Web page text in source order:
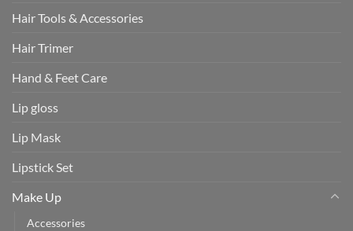
Hair Tools & Accessories
Hair Trimer
Hand & Feet Care
Lip gloss
Lip Mask
Lipstick Set
Make Up
Accessories